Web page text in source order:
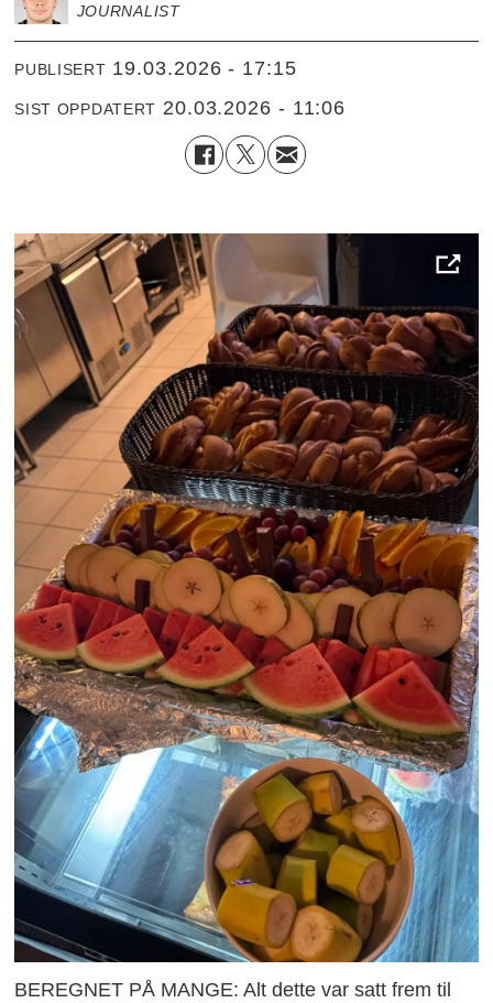
JOURNALIST
PUBLISERT 19.03.2026 - 17:15
SIST OPPDATERT 20.03.2026 - 11:06
BEREGNET PÅ MANGE: Alt dette var satt frem til